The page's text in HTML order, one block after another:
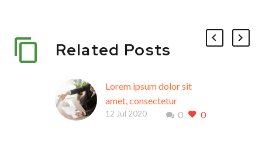
Related Posts
Lorem ipsum dolor sit
amet, consectetur
adipiscing elit minim
0 0
12 Jul 2020